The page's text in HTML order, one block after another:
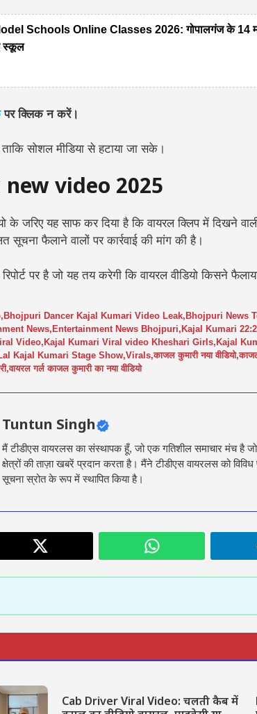
Schools Online Classes 2026: गोपालगंज के 14
स्कूल
पर क्लिक न करें।
सोशल मीडिया से हटाया जा सके।
video 2025
के जरिए यह साफ कर दिया है कि वायरल क्लिप में दिखने
फैलाने वालों पर कार्रवाई की मांग की है।
पर है जो यह तय करेगी कि वायरल वीडियो किसने
, Bhojpuri Dancer Kajal Kumari Video Leak, Bhojpuri News
News, Entertainment News Bhojpuri, Kajal Kumari
Video, Kajal Kumari Viral video Kheshari Girls, Kajal
Kajal Kumari Stage Show,Virals,काजल कुमारी नया वीडियो,
,वायरल गर्ल काजल कुमारी का नया वीडियो
Tuntun Singh
मैं टीडीएस वायरलस का संस्थापक हूँ, जो एक गतिशील समाचार मंच है
क्षेत्रों की ताज़ा खबरें प्रदान करता है। मैंने टीडीएस वायरलस को
सूचना स्रोत के रूप में स्थापित किया है।
Cab Driver Viral Video: चलती कैब में